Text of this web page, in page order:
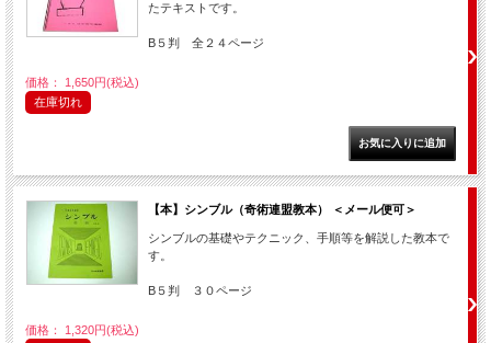
たテキストです。
B５判 全２４ページ
価格： 1,650円(税込)
在庫切れ
【本】シンブル（奇術連盟教本） ＜メール便可＞
シンブルの基礎やテクニック、手順等を解説した教本で
す。
B５判 ３０ページ
価格： 1,320円(税込)